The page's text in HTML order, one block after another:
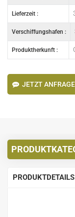
Lieferzeit :
Verschiffungshafen :
Produktherkunft :
JETZT
PRODUKTDETAILS